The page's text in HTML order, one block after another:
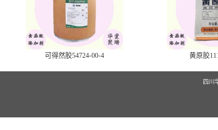
可得然胶54724-00-4 黄原胶
四川